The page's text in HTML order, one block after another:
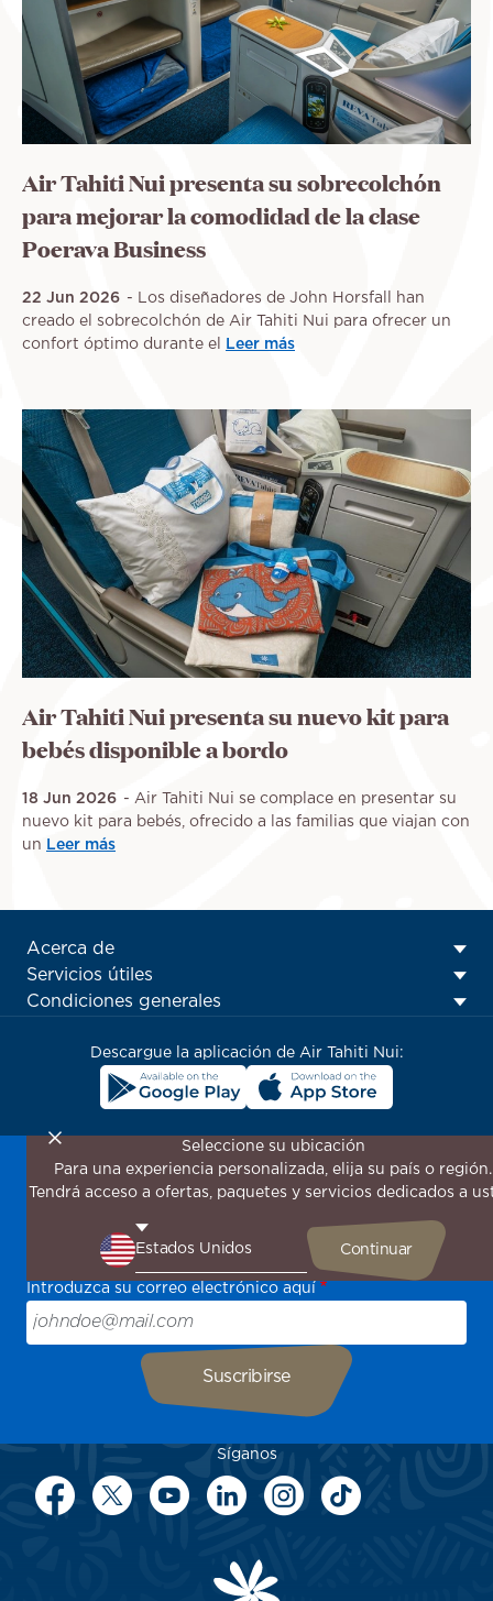
Air Tahiti Nui presenta su sobrecolchón
para mejorar la comodidad de la clase
Poerava Business
22 Jun 2026
Los diseñadores de John Horsfall han
creado el sobrecolchón de Air Tahiti Nui para ofrecer un
confort óptimo durante el
Leer más
Air Tahiti Nui presenta su nuevo kit para
bebés disponible a bordo
18 Jun 2026
Air Tahiti Nui se complace en presentar su
nuevo kit para bebés, ofrecido a las familias que viajan con
un
Leer más
ATN:
Footer
menu
block
Acerca de
Servicios útiles
Condiciones generales
Descargue la aplicación de Air Tahiti Nui:
¡Suscríbase a nuestro boletín de noticias para recibir las
últimas novedades!
promociones especiales, descubra nuestros destinos y
encuentre inspiración para su próximo viaje.
Introduzca su correo electrónico aquí
Síganos
Seleccione su ubicación
Para una experiencia personalizada, elija su país o región.
Tendrá acceso a ofertas, paquetes y servicios dedicados a